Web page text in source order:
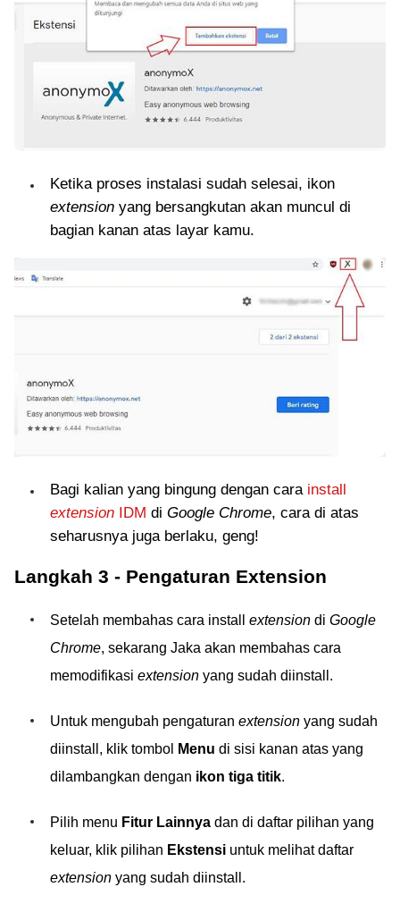
Ketika proses instalasi sudah selesai, ikon
extension yang bersangkutan akan muncul di
bagian kanan atas layar kamu.
Bagi kalian yang bingung dengan cara install
extension IDM di Google Chrome, cara di atas
seharusnya juga berlaku, geng!
Langkah 3 - Pengaturan Extension
Setelah membahas cara install extension di Google
Chrome, sekarang Jaka akan membahas cara
memodifikasi extension yang sudah diinstall.
Untuk mengubah pengaturan extension yang sudah
diinstall, klik tombol
Menu di sisi kanan atas yang
dilambangkan dengan ikon tiga titik.
Pilih menu Fitur Lainnya dan di daftar pilihan yang
keluar, klik pilihan Ekstensi untuk melihat daftar
extension yang sudah diinstall.